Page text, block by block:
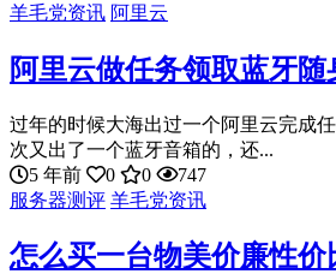
羊毛党资讯 阿里云
阿里云做任务领取蓝牙随
过年的时候大海出过一个阿里云完成
次又出了一个蓝牙音箱的，还...
5 年前
0 0
747
服务器测评 羊毛党资讯
怎么买一台物美价廉性价